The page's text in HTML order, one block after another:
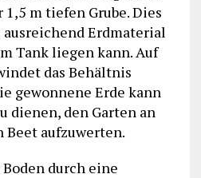
m tiefen Grube. Dies
ausreichend Erdmaterial
Tank liegen kann. Auf
das Behältnis
gewonnene Erde kann
dienen, den Garten an
aufzuwerten.
durch eine